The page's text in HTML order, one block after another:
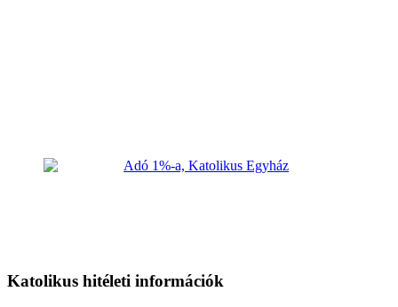
Katolikus hitéleti információk